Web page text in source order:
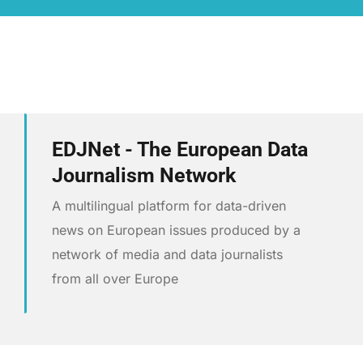
EDJNet - The European Data
Journalism Network
A multilingual platform for data-driven
news on European issues produced by a
network of media and data journalists
from all over Europe